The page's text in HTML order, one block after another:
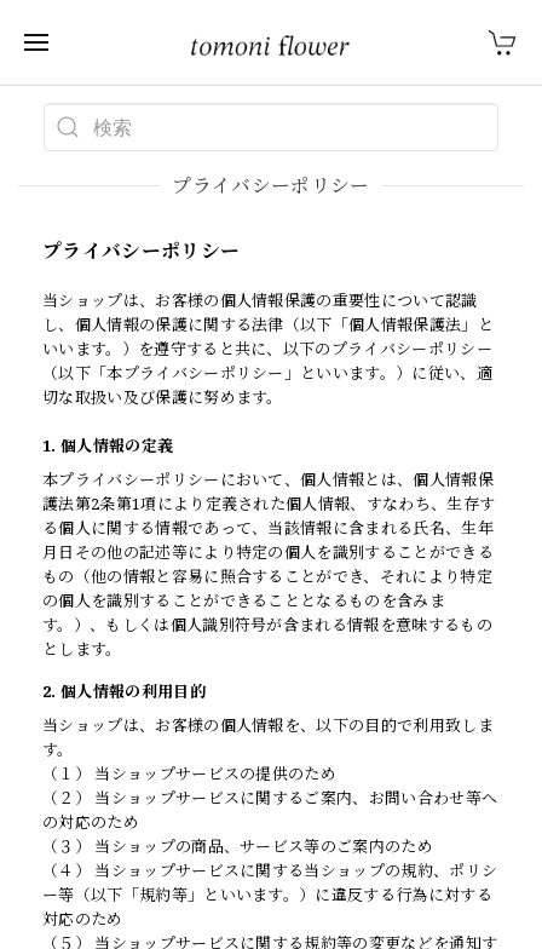
プライバシーポリシー
プライバシーポリシー
当ショップは、お客様の個人情報保護の重要性について認識
し、個人情報の保護に関する法律（以下「個人情報保護法」と
いいます。）を遵守すると共に、以下のプライバシーポリシー
（以下「本プライバシーポリシー」といいます。）に従い、適
切な取扱い及び保護に努めます。
1. 個人情報の定義
本プライバシーポリシーにおいて、個人情報とは、個人情報保
護法第2条第1項により定義された個人情報、すなわち、生存す
る個人に関する情報であって、当該情報に含まれる氏名、生年
月日その他の記述等により特定の個人を識別することができる
もの（他の情報と容易に照合することができ、それにより特定
の個人を識別することができることとなるものを含みま
す。）、もしくは個人識別符号が含まれる情報を意味するもの
とします。
2. 個人情報の利用目的
当ショップは、お客様の個人情報を、以下の目的で利用致しま
す。
（１） 当ショップサービスの提供のため
（２） 当ショップサービスに関するご案内、お問い合わせ等へ
の対応のため
（３） 当ショップの商品、サービス等のご案内のため
（４） 当ショップサービスに関する当ショップの規約、ポリシ
ー等（以下「規約等」といいます。）に違反する行為に対する
対応のため
（５） 当ショップサービスに関する規約等の変更などを通知す